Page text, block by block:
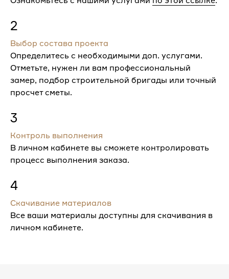
2
Выбор состава проекта
Определитесь с необходимыми доп. услугами.
Отметьте, нужен ли вам профессиональный
замер, подбор строительной бригады или точный
просчет сметы.
3
Контроль выполнения
В личном кабинете вы сможете контролировать
процесс выполнения заказа.
4
Скачивание материалов
Все ваши материалы доступны для скачивания в
личном кабинете.